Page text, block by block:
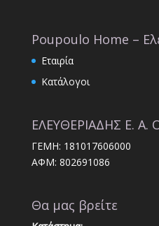
Poupoulo Home –
Εταιρία
Κατάλογοι
ΕΛΕΥΘΕΡΙΑΔΗΣ Ε. Α.
ΓΕΜΗ: 181017606000
ΑΦΜ: 802691086
Θα μας βρείτε